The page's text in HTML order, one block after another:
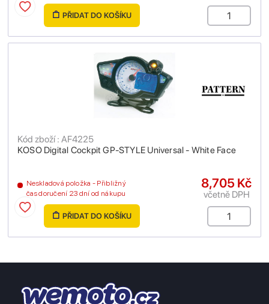
PŘIDAT DO KOŠÍKU
KOSO Digital Cockpit GP-STYLE Universal - White Face
Kód zboží : AF4225
Neskladová položka - Přibližný
čas doručení 23 dní od nákupu
8,705 Kč
včetně DPH
PŘIDAT DO KOŠÍKU